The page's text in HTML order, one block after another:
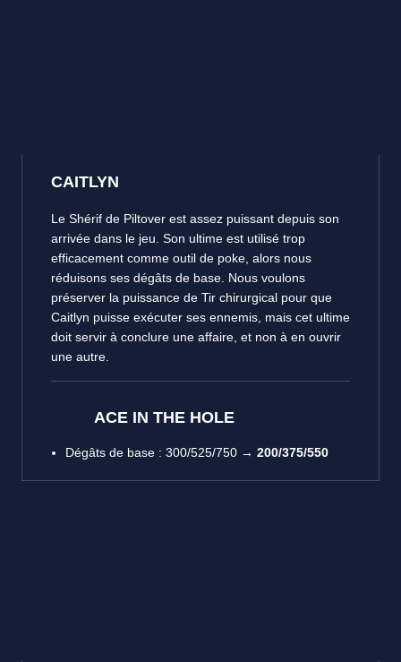
CAITLYN
Le Shérif de Piltover est assez puissant depuis son
arrivée dans le jeu. Son ultime est utilisé trop
efficacement comme outil de poke, alors nous
réduisons ses dégâts de base. Nous voulons
préserver la puissance de Tir chirurgical pour que
Caitlyn puisse exécuter ses ennemis, mais cet ultime
doit servir à conclure une affaire, et non à en ouvrir
une autre.
ACE IN THE HOLE
Dégâts de base : 300/525/750 → 200/375/550